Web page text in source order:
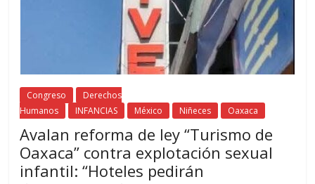
Congreso
Derechos
Humanos
INFANCIAS México Niñeces Oaxaca
Avalan reforma de ley “Turismo de
Oaxaca” contra explotación sexual
infantil: “Hoteles pedirán